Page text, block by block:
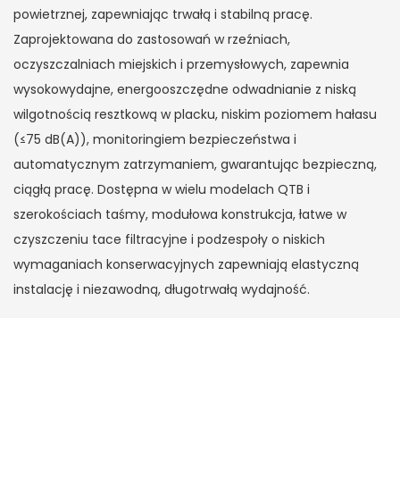
powietrznej, zapewniając trwałą i stabilną pracę.
Zaprojektowana do zastosowań w rzeźniach,
oczyszczalniach miejskich i przemysłowych, zapewnia
wysokowydajne, energooszczędne odwadnianie z niską
wilgotnością resztkową w placku, niskim poziomem hałasu
(≤75 dB(A)), monitoringiem bezpieczeństwa i
automatycznym zatrzymaniem, gwarantując bezpieczną,
ciągłą pracę. Dostępna w wielu modelach QTB i
szerokościach taśmy, modułowa konstrukcja, łatwe w
czyszczeniu tace filtracyjne i podzespoły o niskich
wymaganiach konserwacyjnych zapewniają elastyczną
instalację i niezawodną, ​​długotrwałą wydajność.